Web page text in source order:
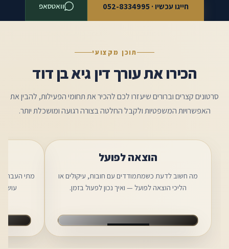
חייגו עכשיו · 052-8334995 וואטסאפ
תוכן מקצועי
הכירו את עורך דין גיא בן דוד
סרטונים קצרים וברורים שיעזרו לכם להכיר את תחומי הפעילות, להבין את
האפשרויות המשפטיות ולקבל החלטה בצורה רגועה ומושכלת יותר.
הוצאה לפועל
מה חשוב לדעת כשמתמודדים עם חובות, עיקולים או
הליכי הוצאה לפועל — ואיך נכון לפעול בזמן.
מתי העברת